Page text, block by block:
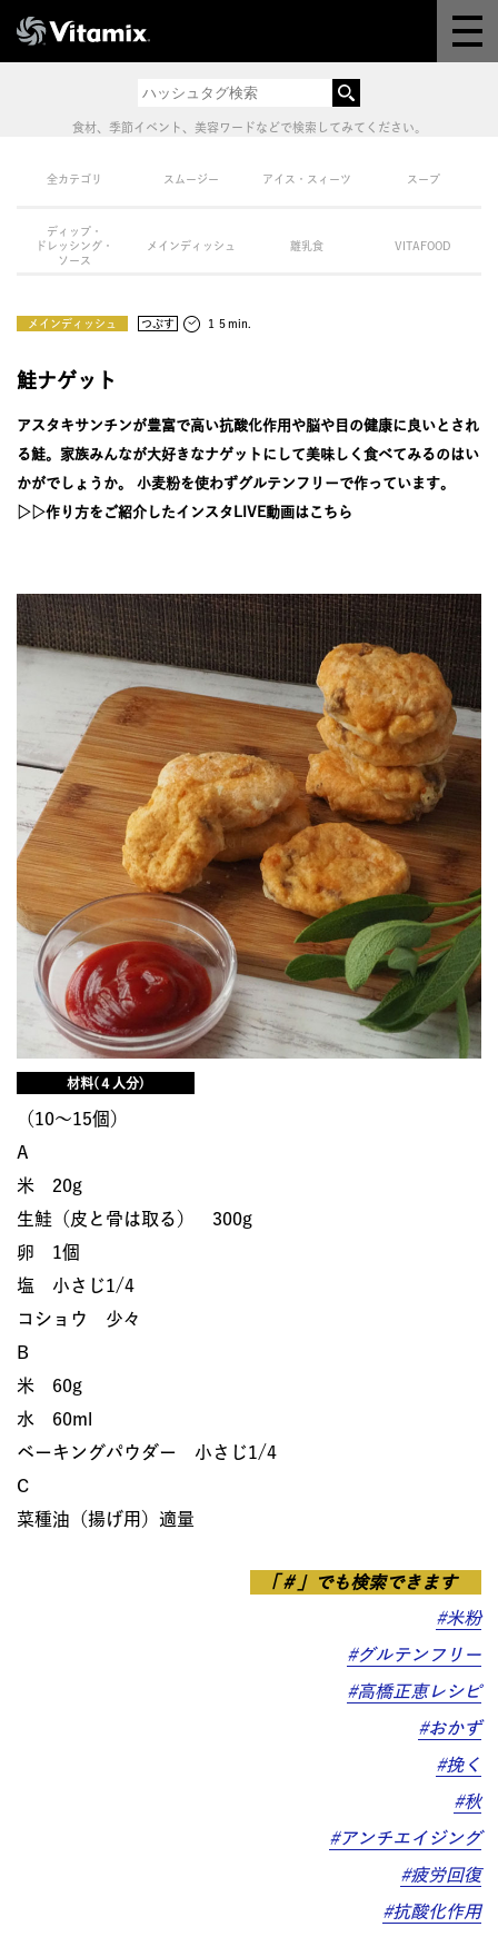
体験＆講座
8つの機能
オンラインストア
JOURNAL
食材、季節イベント、美容ワードなどで検索してみてください。
全カテゴリ スムージー アイス・スィーツ スープ
ディップ・
ドレッシング・
ソース
メインディッシュ 離乳食 VITAFOOD
メインディッシュ つぶす １５min.
鮭ナゲット
アスタキサンチンが豊富で高い抗酸化作用や脳や目の健康に良いとされ
る鮭。家族みんなが大好きなナゲットにして美味しく食べてみるのはい
かがでしょうか。 小麦粉を使わずグルテンフリーで作っています。
▷▷作り方をご紹介したインスタLIVE動画はこちら
材料(４人分)
（10〜15個）
A
米 20g
生鮭（皮と骨は取る） 300g
卵 1個
塩 小さじ1/4
コショウ 少々
B
米 60g
水 60ml
ベーキングパウダー 小さじ1/4
C
菜種油（揚げ用）適量
「＃」でも検索できます
#米粉
#グルテンフリー
#高橋正恵レシピ
#おかず
#挽く
#秋
#アンチエイジング
#疲労回復
#抗酸化作用